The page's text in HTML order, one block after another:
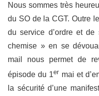
Nous sommes très
du SO de la CGT. Outre
du service d’ordre et
chemise » en se
mail nous permet de
épisode du 1er mai et
la sécurité d’une